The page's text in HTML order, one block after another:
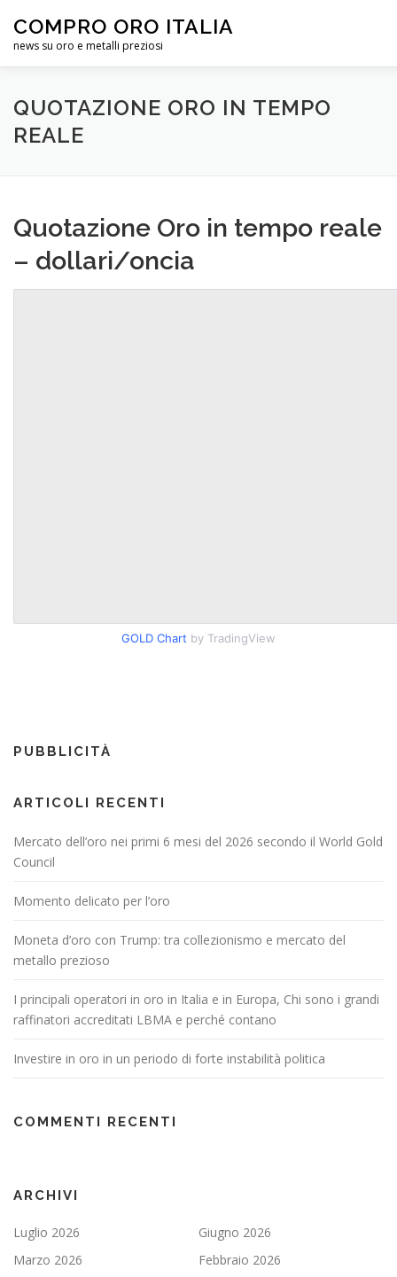
contenuto
COMPRO ORO ITALIA
news su oro e metalli preziosi
HOME QUOTAZIONE ORO ELENCO INFO
QUOTAZIONE ORO IN TEMPO
REALE
Quotazione Oro in tempo reale
– dollari/oncia
GOLD Chart by TradingView
PUBBLICITÀ
ARTICOLI RECENTI
Mercato dell’oro nei primi 6 mesi del 2026 secondo il World Gold
Council
Momento delicato per l’oro
Moneta d’oro con Trump: tra collezionismo e mercato del
metallo prezioso
I principali operatori in oro in Italia e in Europa, Chi sono i grandi
raffinatori accreditati LBMA e perché contano
Investire in oro in un periodo di forte instabilità politica
COMMENTI RECENTI
ARCHIVI
Luglio 2026
Giugno 2026
Marzo 2026
Febbraio 2026